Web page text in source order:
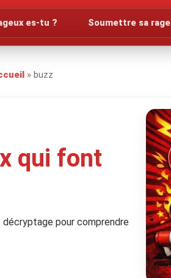
es-tu ? Soumettre sa rage
» buzz
qui font
pour comprendre